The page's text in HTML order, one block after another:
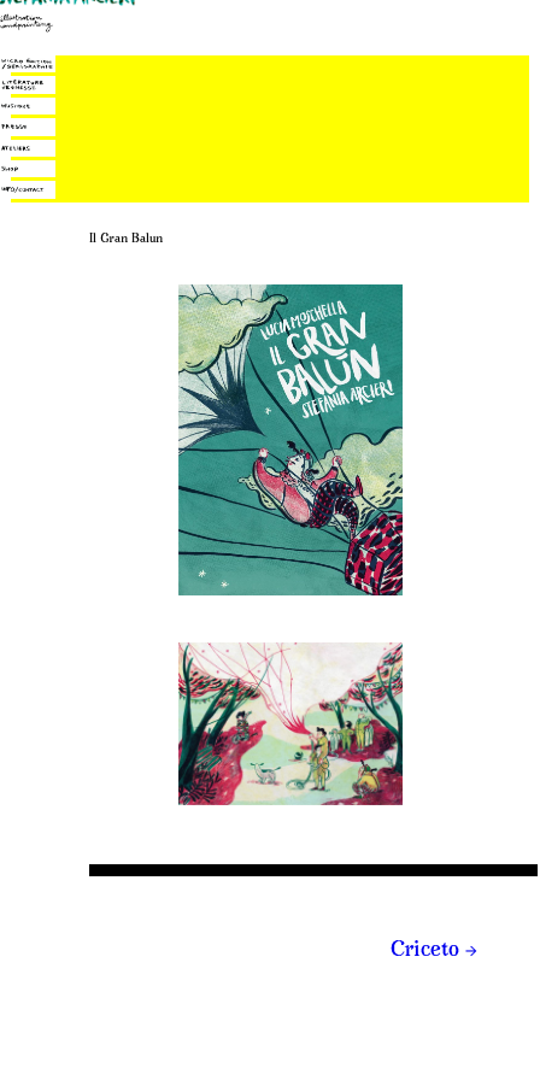
Il Gran Balun
Criceto →